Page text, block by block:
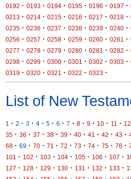
0192 · 0193 · 0194 · 0195 · 0196 · 0197 ·
0213 · 0214 · 0215 · 0216 · 0217 · 0218 ·
0235 · 0236 · 0237 · 0238 · 0239 · 0240 ·
0256 · 0257 · 0258 · 0259 · 0260 · 0261 ·
0277 · 0278 · 0279 · 0280 · 0281 · 0282 ·
0298 · 0299 · 0300 · 0301 · 0302 · 0303 ·
0319 · 0320 · 0321 · 0322 · 0323 ·
List of New
1 · 2 · 3 · 4 · 5 · 6 · 7 · 8 · 9 · 10 · 11 · 12
35 · 36 · 37 · 38 · 39 · 40 · 41 · 42 · 43 ·
68 · 69 · 70 · 71 · 72 · 73 · 74 · 75 · 76 ·
101
· 102 · 103 · 104 · 105 · 106 · 107 ·
127 · 128 · 129 · 130 · 131 · 132 · 133 ·